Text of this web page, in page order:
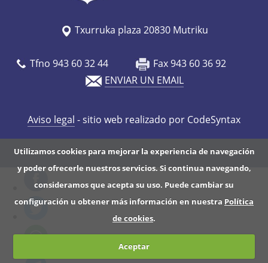
Utilizamos cookies para mejorar la experiencia de navegación
y poder ofrecerle nuestros servicios. Si continua navegando,
consideramos que acepta su uso. Puede cambiar su
configuración u obtener más información en nuestra Política
de cookies.
Aceptar
Txurruka plaza 20830 Mutriku
Tfno 943 60 32 44
Fax 943 60 36 92
ENVIAR UN EMAIL
Aviso legal - sitio web realizado por CodeSyntax